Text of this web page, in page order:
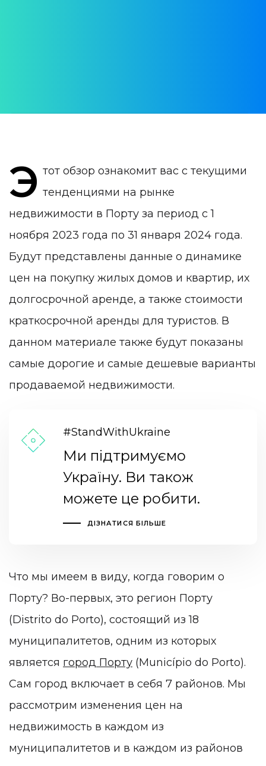
Э тот обзор ознакомит вас с текущими
тенденциями на рынке
недвижимости в Порту за период с 1
ноября 2023 года по 31 января 2024 года.
Будут представлены данные о динамике
цен на покупку жилых домов и квартир, их
долгосрочной аренде, а также стоимости
краткосрочной аренды для туристов. В
данном материале также будут показаны
самые дорогие и самые дешевые варианты
продаваемой недвижимости.
#StandWithUkraine
Ми підтримуємо
Україну. Ви також
можете це робити.
ДІЗНАТИСЯ БІЛЬШЕ
Что мы имеем в виду, когда говорим о
Порту? Во-первых, это регион Порту
(Distrito do Porto), состоящий из 18
муниципалитетов, одним из которых
является город Порту (Município do Porto).
Сам город включает в себя 7 районов. Мы
рассмотрим изменения цен на
недвижимость в каждом из
муниципалитетов и в каждом из районов